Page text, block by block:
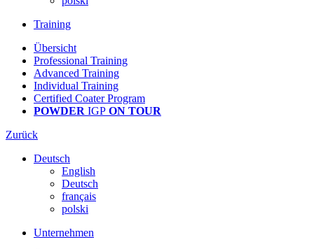
Training
Übersicht
Professional Training
Advanced Training
Individual Training
Certified Coater Program
POWDER IGP ON TOUR
Zurück
Deutsch
English
Deutsch
français
polski
Unternehmen